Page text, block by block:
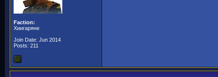
Faction:
Хиигаряне
Join Date: Jun 2014
Posts: 211